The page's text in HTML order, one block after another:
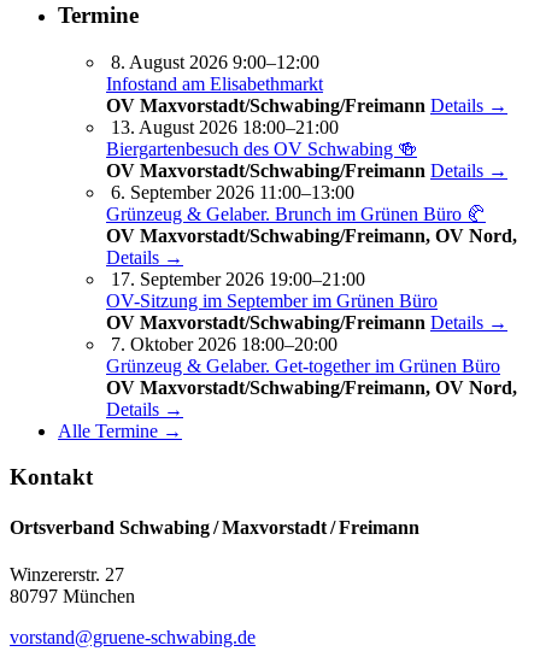
Termine
8. August 2026 9:00–12:00
Infostand am Elisabethmarkt
OV Maxvorstadt/Schwabing/Freimann Details →
13. August 2026 18:00–21:00
Biergartenbesuch des OV Schwabing 🍻
OV Maxvorstadt/Schwabing/Freimann Details →
6. September 2026 11:00–13:00
Grünzeug & Gelaber. Brunch im Grünen Büro 🥐
OV Maxvorstadt/Schwabing/Freimann, OV Nord,
Details →
17. September 2026 19:00–21:00
OV-Sitzung im September im Grünen Büro
OV Maxvorstadt/Schwabing/Freimann Details →
7. Oktober 2026 18:00–20:00
Grünzeug & Gelaber. Get-to­ge­ther im Grünen Büro
OV Maxvorstadt/Schwabing/Freimann, OV Nord,
Details →
Alle Termine →
Kontakt
Ortsverband Schwabing / Maxvorstadt ⁠/ Freimann
Winzererstr. 27
80797 München
vorstand@gruene-schwabing.de